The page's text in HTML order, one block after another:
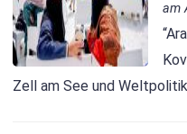
am
Zell am See und